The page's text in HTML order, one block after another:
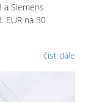
a Siemens
EUR na 30
číst dále